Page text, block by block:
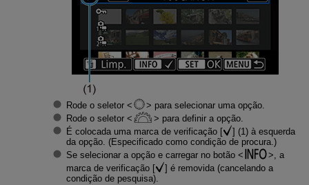
Rode o seletor
para selecionar uma opção.
Rode o seletor
para definir a opção.
É colocada uma marca de verificação [
] (1) à esquerda
da opção. (Especificado como condição de procura.)
Se selecionar a opção e carregar no botão
, a
marca de verificação [
] é removida (cancelando a
condição de pesquisa).